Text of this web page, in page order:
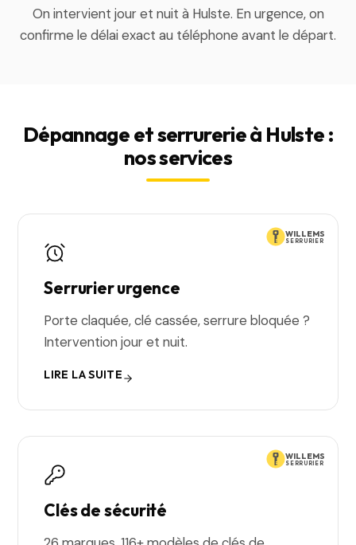
On intervient jour et nuit à Hulste. En urgence, on
confirme le délai exact au téléphone avant le départ.
Dépannage et serrurerie à Hulste :
nos services
WILLEMS
SERRURIER
Serrurier urgence
Porte claquée, clé cassée, serrure bloquée ?
Intervention jour et nuit.
LIRE LA SUITE
WILLEMS
SERRURIER
Clés de sécurité